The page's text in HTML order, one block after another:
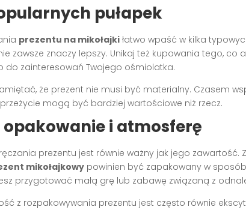
pułapek
prezentu na mikołajki łatwo wpaść w kilka
zawsze znaczy lepszy. Unikaj też kupowania tego, co
do zainteresowań Twojego ośmiolatka.
że prezent nie musi być materialny. Czasem
mogą być bardziej wartościowe niż rzecz.
opakowanie i atmosferę
prezentu jest równie ważny jak jego
mikołajkowy powinien być zapakowany w
przygotować małą grę lub zabawę związaną z
z rozpakowywania prezentu jest często równie